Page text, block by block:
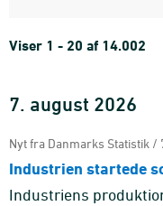
Viser 1 - 20 af 14.002
7. august 2026
Nyt fra Danmarks Statistik /
Industrien startede
Industriens